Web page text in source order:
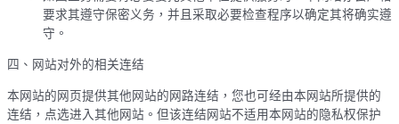
要求其遵守保密义务，并且采取必要检查程序以确定其将确实遵
守。
四、网站对外的相关连结
本网站的网页提供其他网站的网路连结，您也可经由本网站所提供的
连结，点选进入其他网站。但该连结网站不适用本网站的隐私权保护